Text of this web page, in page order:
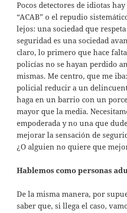
Pocos detectores de idiotas
“ACAB” o el repudio
lejos: una sociedad que
seguridad es una sociedad
claro, lo primero que hace
policías no se hayan perdido
mismas. Me centro, que me
policial reducir a un
haga en un barrio con un
mayor que la media.
empoderada y no una que
mejorar la sensación de
¿O alguien no quiere que
Hablemos como personas
De la misma manera, por
saber que, si llega el caso,